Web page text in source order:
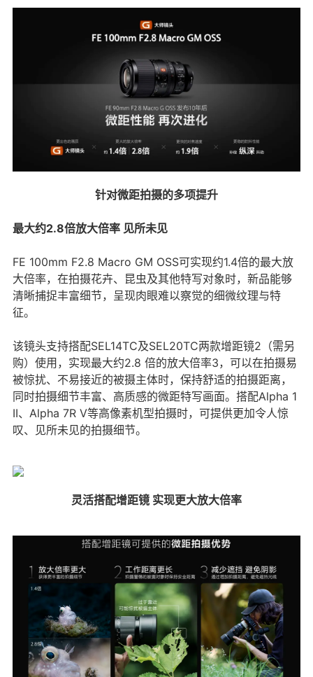
针对微距拍摄的多项提升
最大约2.8倍放大倍率 见所未见
FE 100mm F2.8 Macro GM OSS可实现约1.4倍的最大放
大倍率，在拍摄花卉、昆虫及其他特写对象时，新品能够
清晰捕捉丰富细节，呈现肉眼难以察觉的细微纹理与特
征。
该镜头支持搭配SEL14TC及SEL20TC两款增距镜2（需另
购）使用，实现最大约2.8 倍的放大倍率3，可以在拍摄易
被惊扰、不易接近的被摄主体时，保持舒适的拍摄距离，
同时拍摄细节丰富、高质感的微距特写画面。搭配Alpha 1
II、Alpha 7R V等高像素机型拍摄时，可提供更加令人惊
叹、见所未见的拍摄细节。
灵活搭配增距镜 实现更大放大倍率